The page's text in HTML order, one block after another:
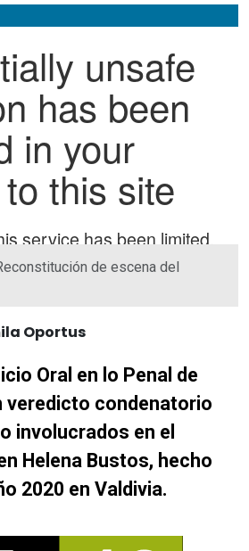
de escena del
Oportus
Oral en lo Penal de
veredicto condenatorio
involucrados en el
Helena Bustos, hecho
2020 en Valdivia.